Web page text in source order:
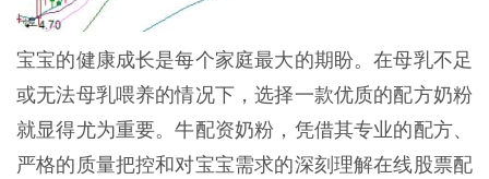
宝宝的健康成长是每个家庭最大的期盼。在母乳不足
或无法母乳喂养的情况下，选择一款优质的配方奶粉
就显得尤为重要。牛配资奶粉，凭借其专业的配方、
严格的质量把控和对宝宝需求的深刻理解在线股票配